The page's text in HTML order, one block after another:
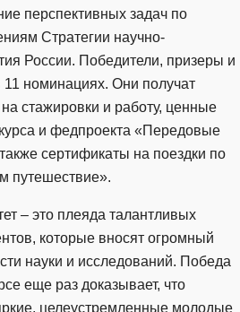
перспективных задач по
Стратегии научно-
России. Победители, призеры и
номинациях. Они получат
стажировки и работу, ценные
и федпроекта «Передовые
сертификаты на поездки по
путешествие».
– это плеяда талантливых
которые вносят огромный
науки и исследований. Победа
еще раз доказывает, что
целеустремленные молодые